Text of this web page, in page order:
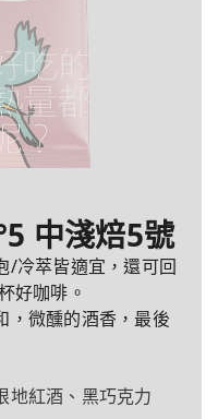
中淺焙5號
/冷萃皆適宜，還可回
好咖啡。
，微醺的酒香，最後
地紅酒、黑巧克力